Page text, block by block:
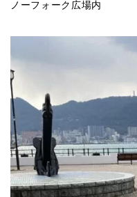
ノーフォーク広場内